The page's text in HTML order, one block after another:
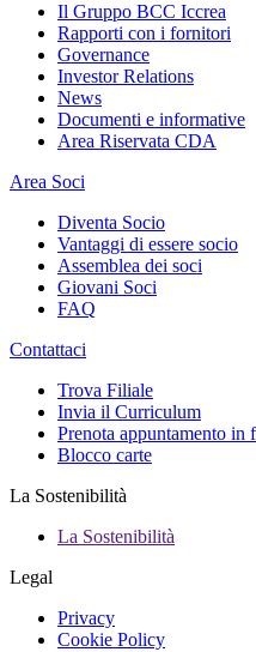
Il Gruppo BCC Iccrea
Rapporti con i fornitori
Governance
Investor Relations
News
Documenti e informative
Area Riservata CDA
Area Soci
Diventa Socio
Vantaggi di essere socio
Assemblea dei soci
Giovani Soci
FAQ
Contattaci
Trova Filiale
Invia il Curriculum
Prenota appuntamento in
Blocco carte
La Sostenibilità
La Sostenibilità
Legal
Privacy
Cookie Policy